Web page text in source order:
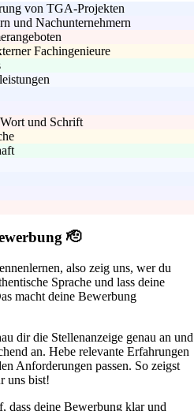
von TGA-Projekten
und Nachunternehmern
Fachingenieure
und Schrift
🫡
also zeig uns, wer du
Sprache und lass deine
macht deine Bewerbung
dir die Stellenanzeige genau an und
an. Hebe relevante Erfahrungen
Anforderungen passen. So zeigst
uns bist!
dass deine Bewerbung klar und